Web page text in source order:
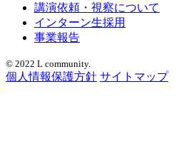
講演依頼・視察について
インターン生採用
事業報告
© 2022 L community.
個人情報保護方針 サイトマップ